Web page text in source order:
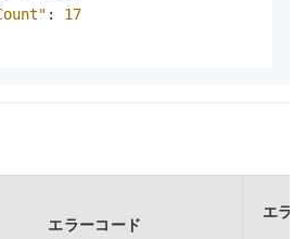
:
17
エラーコード
エラ